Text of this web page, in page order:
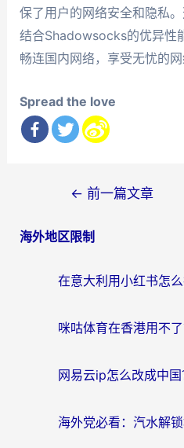
保了用户的网络安全和隐私
结合Shadowsocks的优异性
畅连国内网络，享受无忧的网
Spread the love
导
← 前一篇文章
海外地区限制